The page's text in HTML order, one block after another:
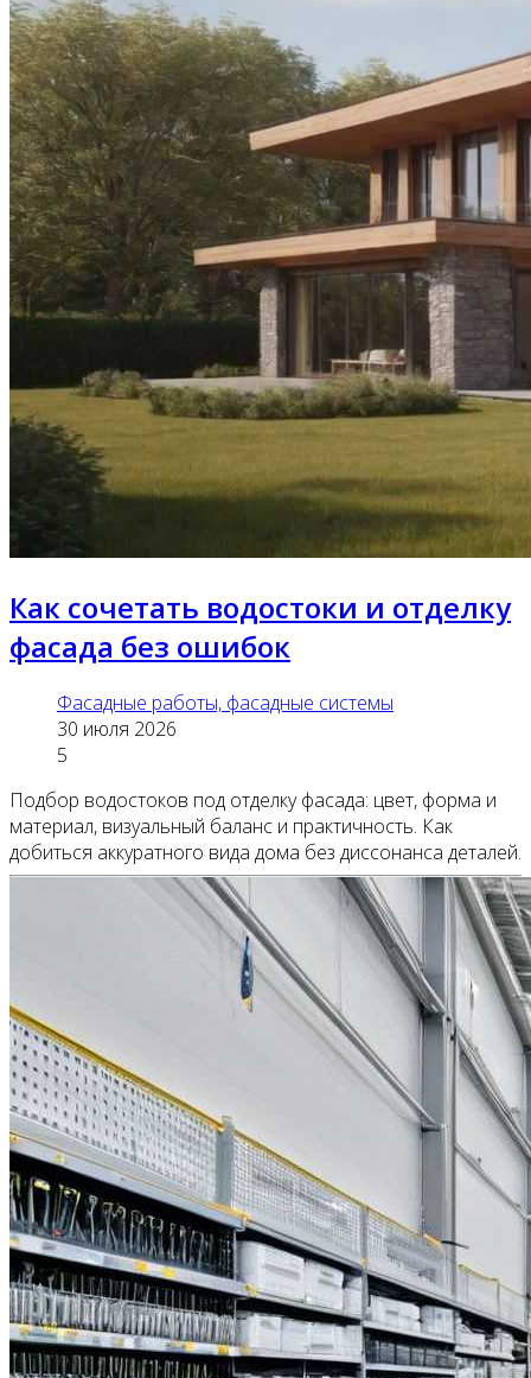
Как сочетать водостоки и отделку
фасада без ошибок
Фасадные работы, фасадные системы
30 июля 2026
5
Подбор водостоков под отделку фасада: цвет, форма и
материал, визуальный баланс и практичность. Как
добиться аккуратного вида дома без диссонанса деталей.